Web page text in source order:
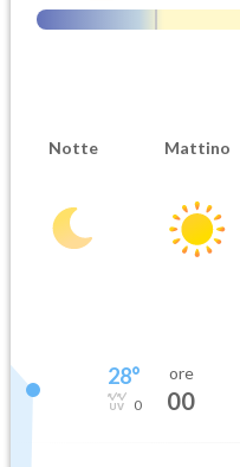
Notte Mattino
28°
0
ore
00